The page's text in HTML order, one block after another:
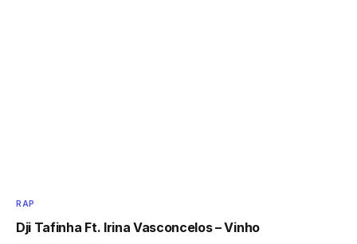
RAP
Dji Tafinha Ft. Irina Vasconcelos – Vinho